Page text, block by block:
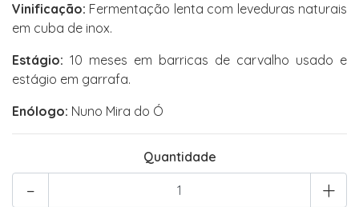
Vinificação: Fermentação lenta com leveduras naturais
em cuba de inox.
Estágio: 10 meses em barricas de carvalho usado e
estágio em garrafa.
Enólogo: Nuno Mira do Ó
Quantidade
+
-